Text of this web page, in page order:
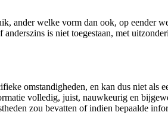
ander welke vorm dan ook, op eender
is niet toegestaan, met
omstandigheden, en kan dus niet als
volledig, juist, nauwkeurig en
zou bevatten of indien bepaalde